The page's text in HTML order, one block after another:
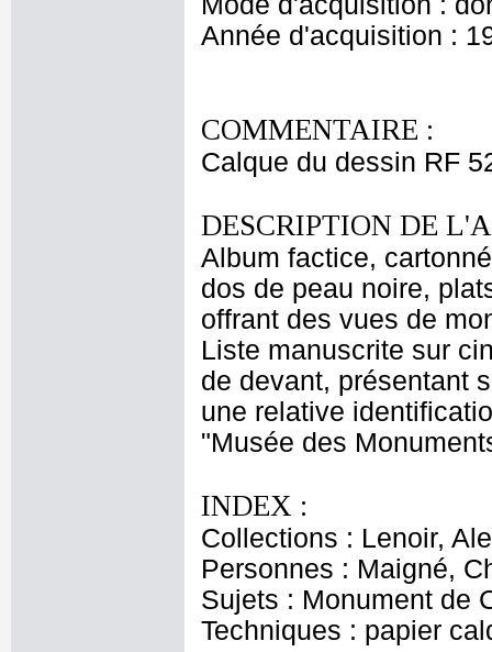
Année d'acquisition :
COMMENTAIRE :
Calque du dessin RF
DESCRIPTION DE
Album factice,
dos de peau noire,
offrant des vues de
Liste manuscrite sur
de devant, présentant
une relative
"Musée des
INDEX :
Collections : Lenoir,
Personnes : Maigné,
Sujets : Monument de
Techniques : papier